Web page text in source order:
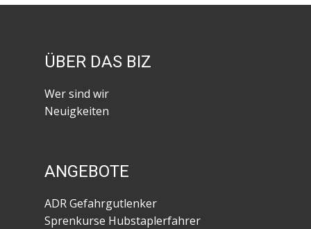
ÜBER DAS BIZ
Wer sind wir
Neuigkeiten
ANGEBOTE
ADR Gefahrgutlenker
Sprenkurse Hubstaplerfahrer